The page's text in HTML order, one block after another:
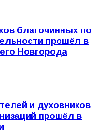
благочинных по
прошёл в
Новгорода
и духовников
прошёл в